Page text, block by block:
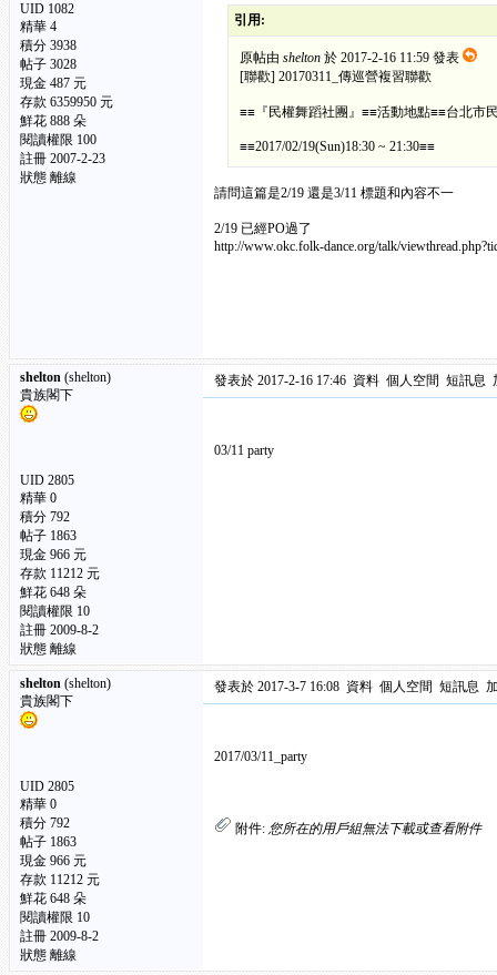
UID 1082
精華 4
積分 3938
帖子 3028
現金 487 元
存款 6359950 元
鮮花 888 朵
閱讀權限 100
註冊 2007-2-23
狀態 離線
引用:
原帖由 shelton於 2017-2-16 11:59 發表
[聯歡] 20170311_傳巡營複習聯歡
≡≡『民權舞蹈社團』≡≡活動地點≡≡台北市
≡≡2017/02/19(Sun)18:30 ~ 21:30≡≡
請問這篇是2/19 還是3/11 標題和內容不一
2/19 已經PO過了
http://www.okc.folk-dance.org/talk/
shelton (shelton)
貴族閣下
UID 2805
精華 0
積分 792
帖子 1863
現金 966 元
存款 11212 元
鮮花 648 朵
閱讀權限 10
註冊 2009-8-2
狀態 離線
發表於 2017-2-16 17:46 資料 個人空間 短訊息
03/11 party
shelton (shelton)
貴族閣下
UID 2805
精華 0
積分 792
帖子 1863
現金 966 元
存款 11212 元
鮮花 648 朵
閱讀權限 10
註冊 2009-8-2
狀態 離線
發表於 2017-3-7 16:08 資料 個人空間 短訊息
2017/03/11_party
附件: 您所在的用戶組無法下載或查看附件